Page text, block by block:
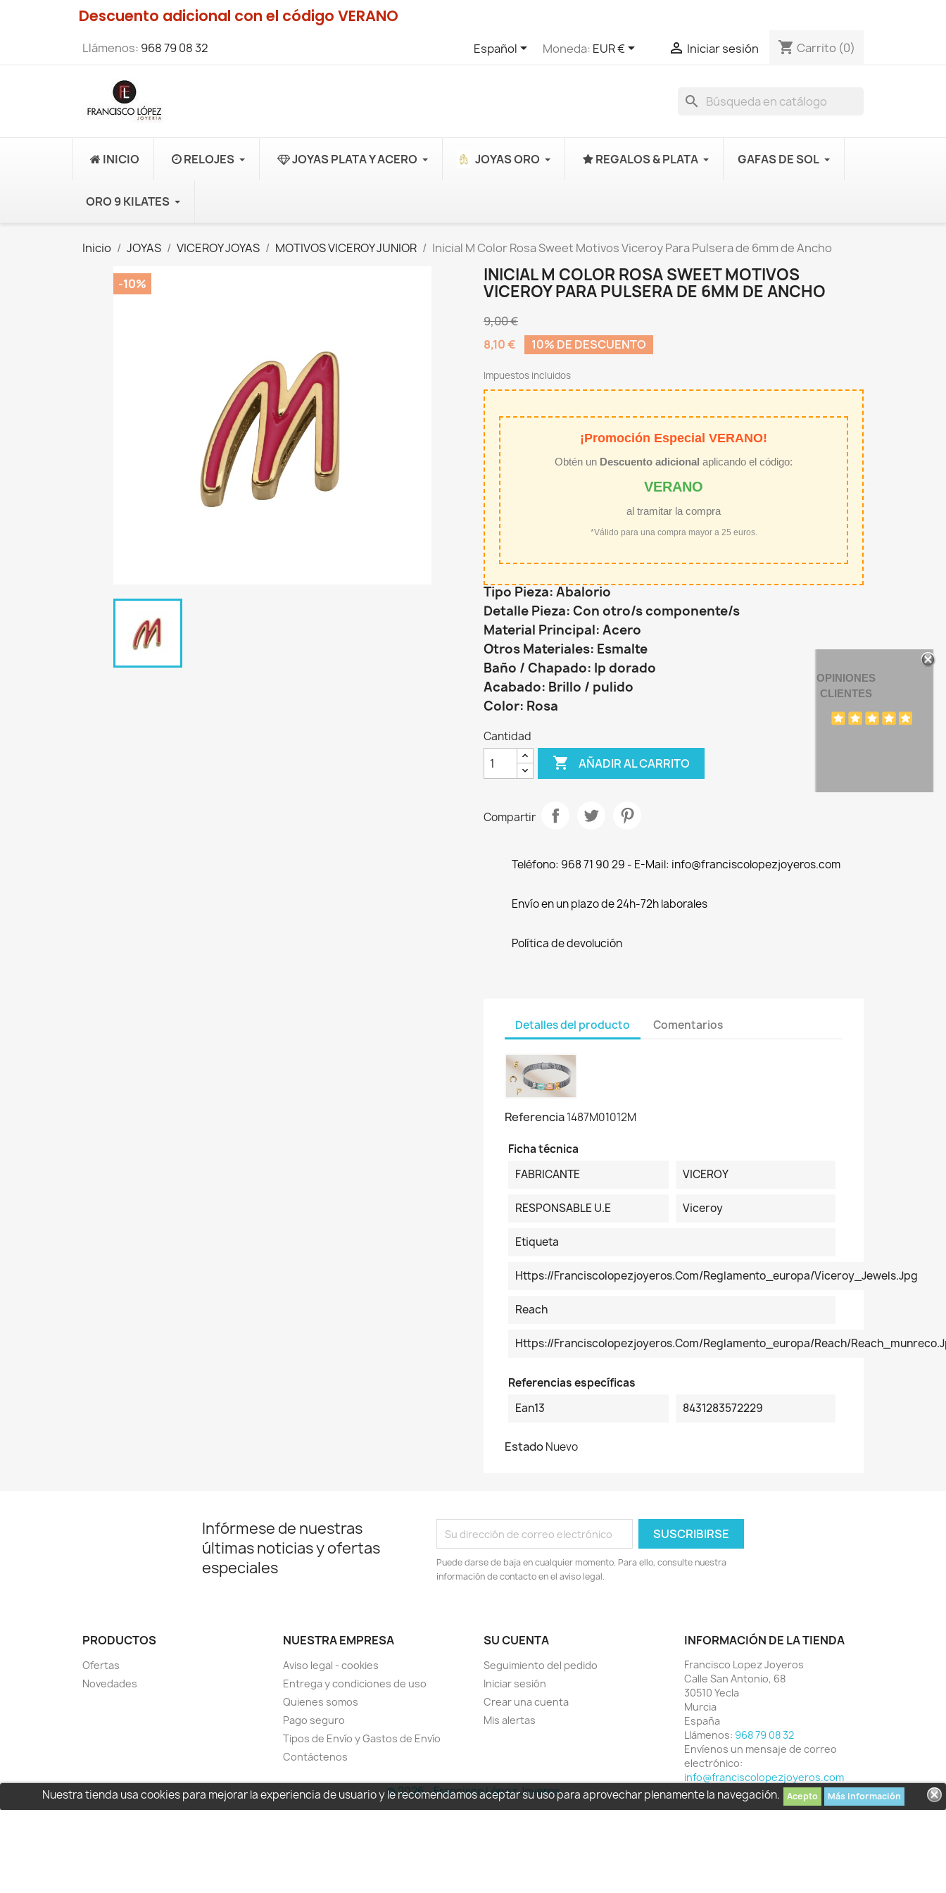
Descuento adicional con el código VERANO
Llámenos: 968 79 08 32 Español Moneda: EUR €  Iniciar sesión shopping_cart Carrito (0)
search
Nuestra tienda usa cookies para mejorar la experiencia de usuario y le recomendamos aceptar su uso para aprovechar plenamente la navegación. Acepto Más información
INICIO RELOJES JOYAS PLATA Y ACERO JOYAS ORO REGALOS & PLATA GAFAS DE SOL
ORO 9 KILATES
Inicio JOYAS VICEROY JOYAS MOTIVOS VICEROY JUNIOR Inicial M Color Rosa Sweet Motivos Viceroy Para Pulsera de 6mm de Ancho
-10%
INICIAL M COLOR ROSA SWEET MOTIVOS
VICEROY PARA PULSERA DE 6MM DE ANCHO
9,00 €
8,10 €
10% DE DESCUENTO
Impuestos incluidos
¡Promoción Especial VERANO!
Obtén un Descuento adicional aplicando el código:
VERANO
al tramitar la compra
*Válido para una compra mayor a 25 euros.
Tipo Pieza: Abalorio
Detalle Pieza: Con otro/s componente/s
Material Principal: Acero
Otros Materiales: Esmalte
Baño / Chapado: Ip dorado
Acabado: Brillo / pulido
Color: Rosa
Cantidad
 AÑADIR AL CARRITO
Compartir
Teléfono: 968 71 90 29 - E-Mail: info@franciscolopezjoyeros.com
Envío en un plazo de 24h-72h laborales
Política de devolución
Detalles del producto Comentarios
Referencia1487M01012M
Ficha técnica
FABRICANTE
VICEROY
RESPONSABLE U.E Viceroy
Etiqueta
Https://franciscolopezjoyeros.com/reglamento_europa/Viceroy_Jewels.jpg
Reach
Https://franciscolopezjoyeros.com/reglamento_europa/reach/
Referencias específicas
Ean13
8431283572229
EstadoNuevo
Infórmese de nuestras
últimas noticias y ofertas
especiales
Puede darse de baja en cualquier momento. Para ello, consulte nuestra
información de contacto en el aviso legal.
PRODUCTOS
Ofertas
Novedades
NUESTRA EMPRESA
Aviso legal - cookies
Entrega y condiciones de uso
Quienes somos
Pago seguro
Tipos de Envío y Gastos de Envío
Contáctenos
SU CUENTA
Seguimiento del pedido
Iniciar sesión
Crear una cuenta
Mis alertas
INFORMACIÓN DE LA TIENDA
Francisco Lopez Joyeros
Calle San Antonio, 68
30510 Yecla
Murcia
España
Llámenos: 968 79 08 32
Envíenos un mensaje de correo
electrónico:
info@franciscolopezjoyeros.com
OPINIONES
CLIENTES
© 2026 - Francisco López Joyeros